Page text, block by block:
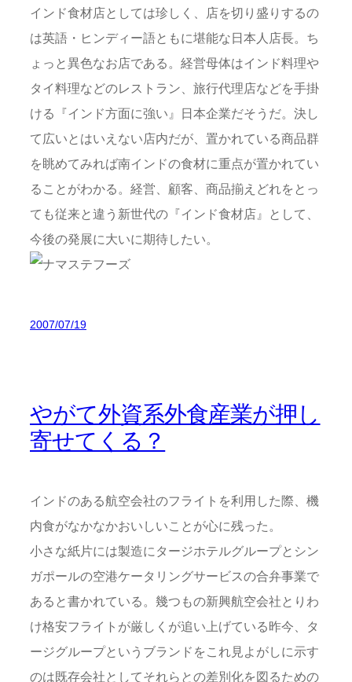
インド食材店としては珍しく、店を切り盛りするの
は英語・ヒンディー語ともに堪能な日本人店長。ち
ょっと異色なお店である。経営母体はインド料理や
タイ料理などのレストラン、旅行代理店などを手掛
ける『インド方面に強い』日本企業だそうだ。決し
て広いとはいえない店内だが、置かれている商品群
を眺めてみれば南インドの食材に重点が置かれてい
ることがわかる。経営、顧客、商品揃えどれをとっ
ても従来と違う新世代の『インド食材店』として、
今後の発展に大いに期待したい。
2007/07/19
やがて外資系外食産業が押し
寄せてくる？
インドのある航空会社のフライトを利用した際、機
内食がなかなかおいしいことが心に残った。
小さな紙片には製造にタージホテルグループとシン
ガポールの空港ケータリングサービスの合弁事業で
あると書かれている。幾つもの新興航空会社とりわ
け格安フライトが厳しくが追い上げている昨今、タ
ージグループというブランドをこれ見よがしに示す
のは既存会社としてそれらとの差別化を図るための